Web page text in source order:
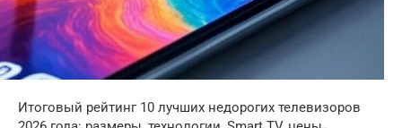
Итоговый рейтинг 10 лучших недорогих телевизоров